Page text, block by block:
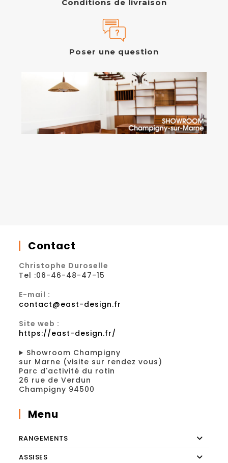
Conditions de livraison
Poser une question
Contact
Christophe Duroselle
Tel :06-46-48-47-15
E-mail :
contact@east-design.fr
Site web :
https://east-design.fr/
Showroom Champigny
sur Marne (visite sur rendez vous)
Parc d'activité du rotin
26 rue de Verdun
Champigny 94500
Menu
RANGEMENTS
ASSISES